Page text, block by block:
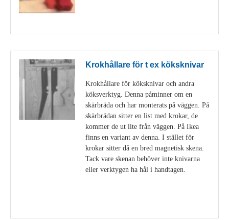
Krokhållare för t ex köksknivar
Krokhållare för köksknivar och andra
köksverktyg. Denna påminner om en
skärbräda och har monterats på väggen. På
skärbrädan sitter en list med krokar, de
kommer de ut lite från väggen. På Ikea
finns en variant av denna. I stället för
krokar sitter då en bred magnetisk skena.
Tack vare skenan behöver inte knivarna
eller verktygen ha hål i handtagen.